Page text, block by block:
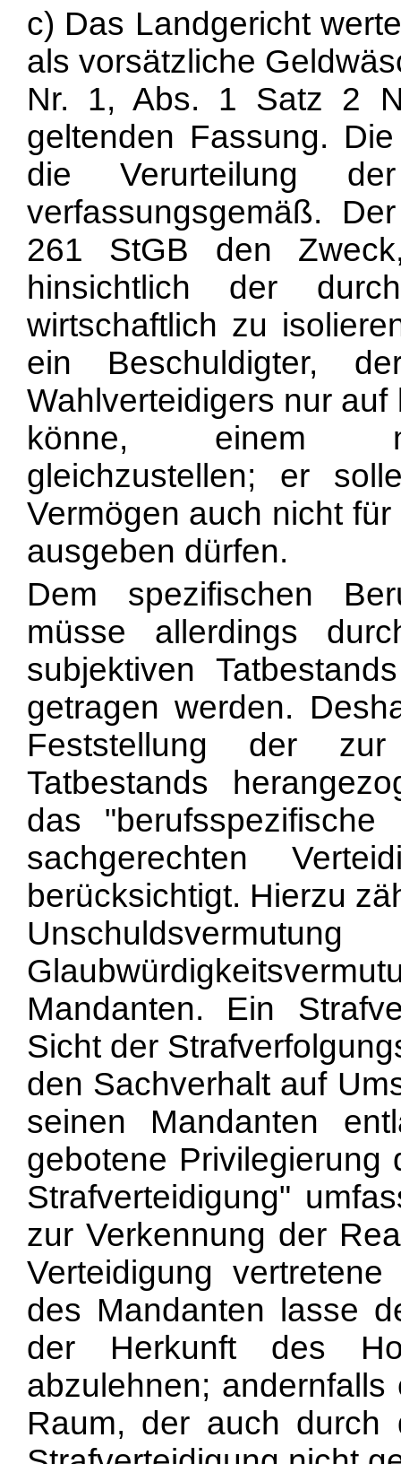
c) Das Landgericht
als vorsätzliche
Nr. 1, Abs. 1 Satz 2
geltenden Fassung.
die Verurteilung
verfassungsgemäß.
261 StGB den
hinsichtlich der
wirtschaftlich zu
ein Beschuldigter,
Wahlverteidigers nur
könne, einem
gleichzustellen; er
Vermögen auch nicht
ausgeben dürfen.
Dem spezifischen
müsse allerdings
subjektiven
getragen werden.
Feststellung der
Tatbestands
das
sachgerechten
berücksichtigt. Hierzu
Mandanten. Ein
Sicht der
den Sachverhalt auf
seinen Mandanten
gebotene Privilegierung
Strafverteidigung"
zur Verkennung der
Verteidigung
des Mandanten lasse
der Herkunft des
abzulehnen;
Raum, der auch durch